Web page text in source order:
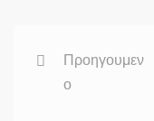
Προηγουμεν
ο